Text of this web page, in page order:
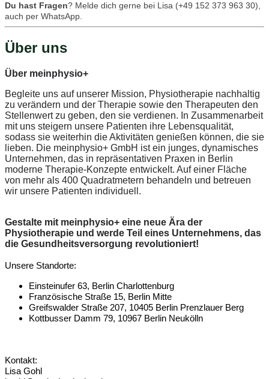
Du hast Fragen? Melde dich gerne bei Lisa (+49 152 373 963 30),
auch per WhatsApp.
Über uns
Über meinphysio+
Begleite uns auf unserer Mission, Physiotherapie nachhaltig
zu verändern und der Therapie sowie den Therapeuten den
Stellenwert zu geben, den sie verdienen. In Zusammenarbeit
mit uns steigern unsere Patienten ihre Lebensqualität,
sodass sie weiterhin die Aktivitäten genießen können, die sie
lieben. Die meinphysio+ GmbH ist ein junges, dynamisches
Unternehmen, das in repräsentativen Praxen in Berlin
moderne Therapie-Konzepte entwickelt. Auf einer Fläche
von mehr als 400 Quadratmetern behandeln und betreuen
wir unsere Patienten individuell.
Gestalte mit meinphysio+ eine neue Ära der
Physiotherapie und werde Teil eines Unternehmens, das
die Gesundheitsversorgung revolutioniert!
Unsere Standorte:
Einsteinufer 63, Berlin Charlottenburg
Französische Straße 15, Berlin Mitte
Greifswalder Straße 207, 10405 Berlin Prenzlauer Berg
Kottbusser Damm 79, 10967 Berlin Neukölln
Kontakt:
Lisa Gohl